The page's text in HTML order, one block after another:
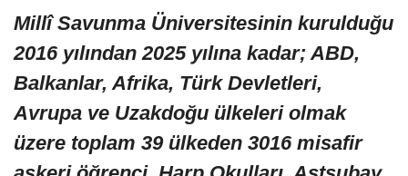
Millî Savunma Üniversitesinin kurulduğu
2016 yılından 2025 yılına kadar; ABD,
Balkanlar, Afrika, Türk Devletleri,
Avrupa ve Uzakdoğu ülkeleri olmak
üzere toplam 39 ülkeden 3016 misafir